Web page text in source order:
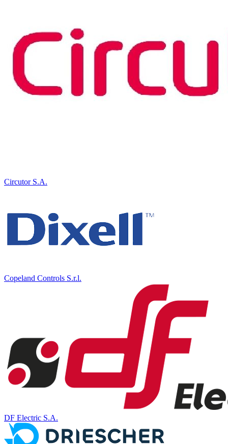
Circutor S.A.
Copeland Controls S.r.l.
DF Electric S.A.